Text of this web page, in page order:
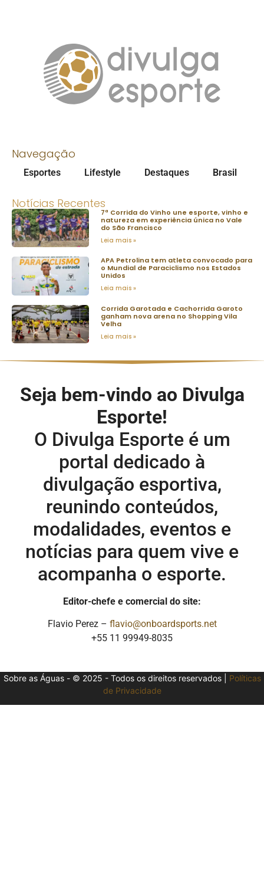
Navegação
Esportes Lifestyle Destaques Brasil
Notícias Recentes
7ª Corrida do Vinho une esporte, vinho e
natureza em experiência única no Vale
do São Francisco
Leia mais »
APA Petrolina tem atleta convocado para
o Mundial de Paraciclismo nos Estados
Unidos
Leia mais »
Corrida Garotada e Cachorrida Garoto
ganham nova arena no Shopping Vila
Velha
Leia mais »
Seja bem-vindo ao Divulga
Esporte!
O Divulga Esporte é um
portal dedicado à
divulgação esportiva,
reunindo conteúdos,
modalidades, eventos e
notícias para quem vive e
acompanha o esporte.
Editor-chefe e comercial do site:
Flavio Perez – flavio@onboardsports.net
+55 11 99949-8035
Sobre as Águas - © 2025 - Todos os direitos reservados | Políticas
de Privacidade